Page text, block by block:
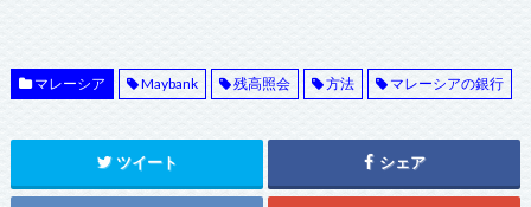
マレーシア Maybank 残高照会 方法 マレーシアの銀行
ツイート シェア